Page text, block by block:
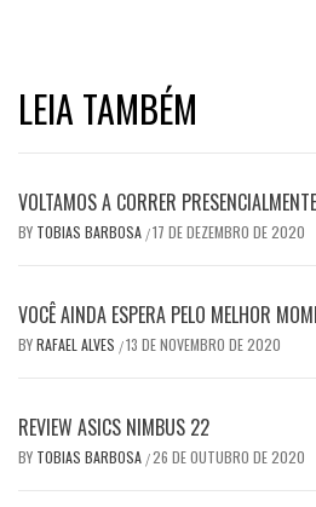
LEIA TAMBÉM
VOLTAMOS A CORRER PRESENCIALMENTE
BY TOBIAS BARBOSA /17 DE DEZEMBRO DE 2020
VOCÊ AINDA ESPERA PELO MELHOR
BYRAFAEL ALVES /13 DE NOVEMBRO DE 2020
REVIEW ASICS NIMBUS 22
BY TOBIAS BARBOSA /26 DE OUTUBRO DE 2020